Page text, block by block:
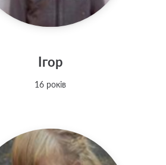
Ігор
16 років